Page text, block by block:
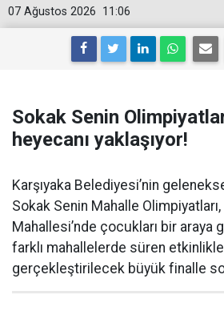
11:06
07 Ağustos 2026
Sokak Senin
heyecanı yaklaşıyor!
Karşıyaka Belediyesi’nin
Sokak Senin Mahalle
Mahallesi’nde çocukları bir araya
farklı mahallelerde süren
gerçekleştirilecek büyük finalle